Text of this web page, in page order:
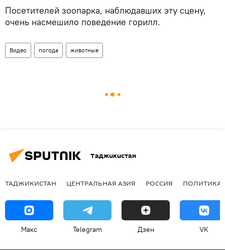
Посетителей зоопарка, наблюдавших эту сцену,
очень насмешило поведение горилл.
Видео погода животные
Таджикистан
ТАДЖИКИСТАН ЦЕНТРАЛЬНАЯ АЗИЯ РОССИЯ ПОЛИТИКА
Макс Telegram Дзен VK